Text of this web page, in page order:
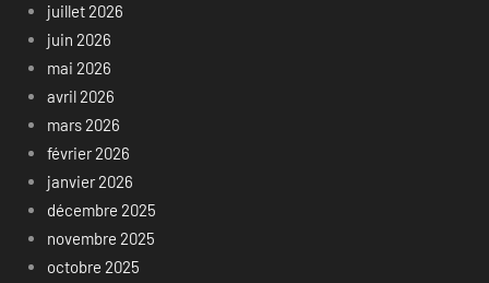
juillet 2026
juin 2026
mai 2026
avril 2026
mars 2026
février 2026
janvier 2026
décembre 2025
novembre 2025
octobre 2025